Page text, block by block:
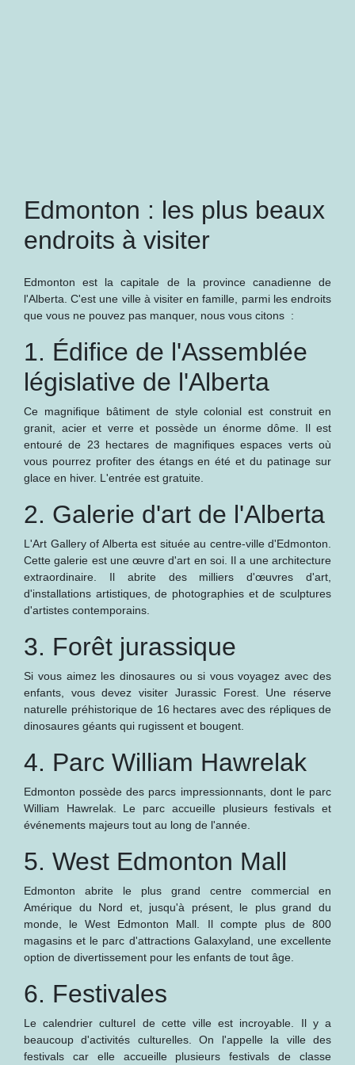
Edmonton : les plus beaux
endroits à visiter
Edmonton est la capitale de la province canadienne de
l'Alberta. C'est une ville à visiter en famille, parmi les endroits
que vous ne pouvez pas manquer, nous vous citons :
1. Édifice de l'Assemblée
législative de l'Alberta
Ce magnifique bâtiment de style colonial est construit en
granit, acier et verre et possède un énorme dôme. Il est
entouré de 23 hectares de magnifiques espaces verts où
vous pourrez profiter des étangs en été et du patinage sur
glace en hiver. L'entrée est gratuite.
2. Galerie d'art de l'Alberta
L'Art Gallery of Alberta est située au centre-ville d'Edmonton.
Cette galerie est une œuvre d'art en soi. Il a une architecture
extraordinaire. Il abrite des milliers d'œuvres d'art,
d'installations artistiques, de photographies et de sculptures
d'artistes contemporains.
3. Forêt jurassique
Si vous aimez les dinosaures ou si vous voyagez avec des
enfants, vous devez visiter Jurassic Forest. Une réserve
naturelle préhistorique de 16 hectares avec des répliques de
dinosaures géants qui rugissent et bougent.
4. Parc William Hawrelak
Edmonton possède des parcs impressionnants, dont le parc
William Hawrelak. Le parc accueille plusieurs festivals et
événements majeurs tout au long de l'année.
5. West Edmonton Mall
Edmonton abrite le plus grand centre commercial en
Amérique du Nord et, jusqu'à présent, le plus grand du
monde, le West Edmonton Mall. Il compte plus de 800
magasins et le parc d'attractions Galaxyland, une excellente
option de divertissement pour les enfants de tout âge.
6. Festivales
Le calendrier culturel de cette ville est incroyable. Il y a
beaucoup d'activités culturelles. On l'appelle la ville des
festivals car elle accueille plusieurs festivals de classe